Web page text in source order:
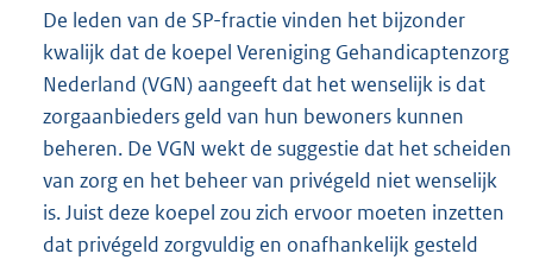
De leden van de SP-fractie vinden het bijzonder
kwalijk dat de koepel Vereniging Gehandicaptenzorg
Nederland (VGN) aangeeft dat het wenselijk is dat
zorgaanbieders geld van hun bewoners kunnen
beheren. De VGN wekt de suggestie dat het scheiden
van zorg en het beheer van privégeld niet wenselijk
is. Juist deze koepel zou zich ervoor moeten inzetten
dat privégeld zorgvuldig en onafhankelijk gesteld